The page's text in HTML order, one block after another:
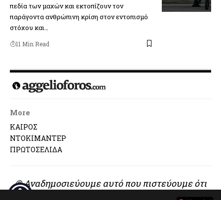
πεδία των μαχών και εκτοπίζουν τον
παράγοντα ανθρώπινη κρίση στον εντοπισμό
στόχου και…
11 Min Read
More
ΚΑΙΡΟΣ
ΝΤΟΚΙΜΑΝΤΕΡ
ΠΡΩΤΟΣΕΛΙΔΑ
© Αναδημοσιεύουμε αυτό που πιστεύουμε ότι